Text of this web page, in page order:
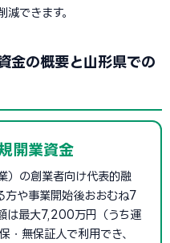
できます。
金の概要と山形県での
開業資金
）の創業者向け代表的融
方や事業開始後おおむね7
は最大7,200万円（うち運
無保証人で利用でき、